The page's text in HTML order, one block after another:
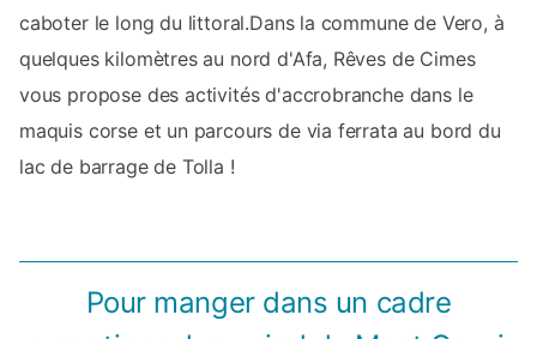
caboter le long du littoral.Dans la commune de Vero, à
quelques kilomètres au nord d'Afa, Rêves de Cimes
vous propose des activités d'accrobranche dans le
maquis corse et un parcours de via ferrata au bord du
lac de barrage de Tolla !
Pour manger dans un cadre